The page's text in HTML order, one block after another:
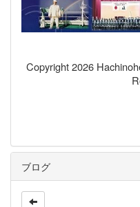
Copyright 2026
ブログ